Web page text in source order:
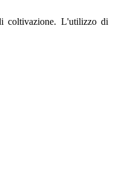
coltivazione. L'utilizzo di